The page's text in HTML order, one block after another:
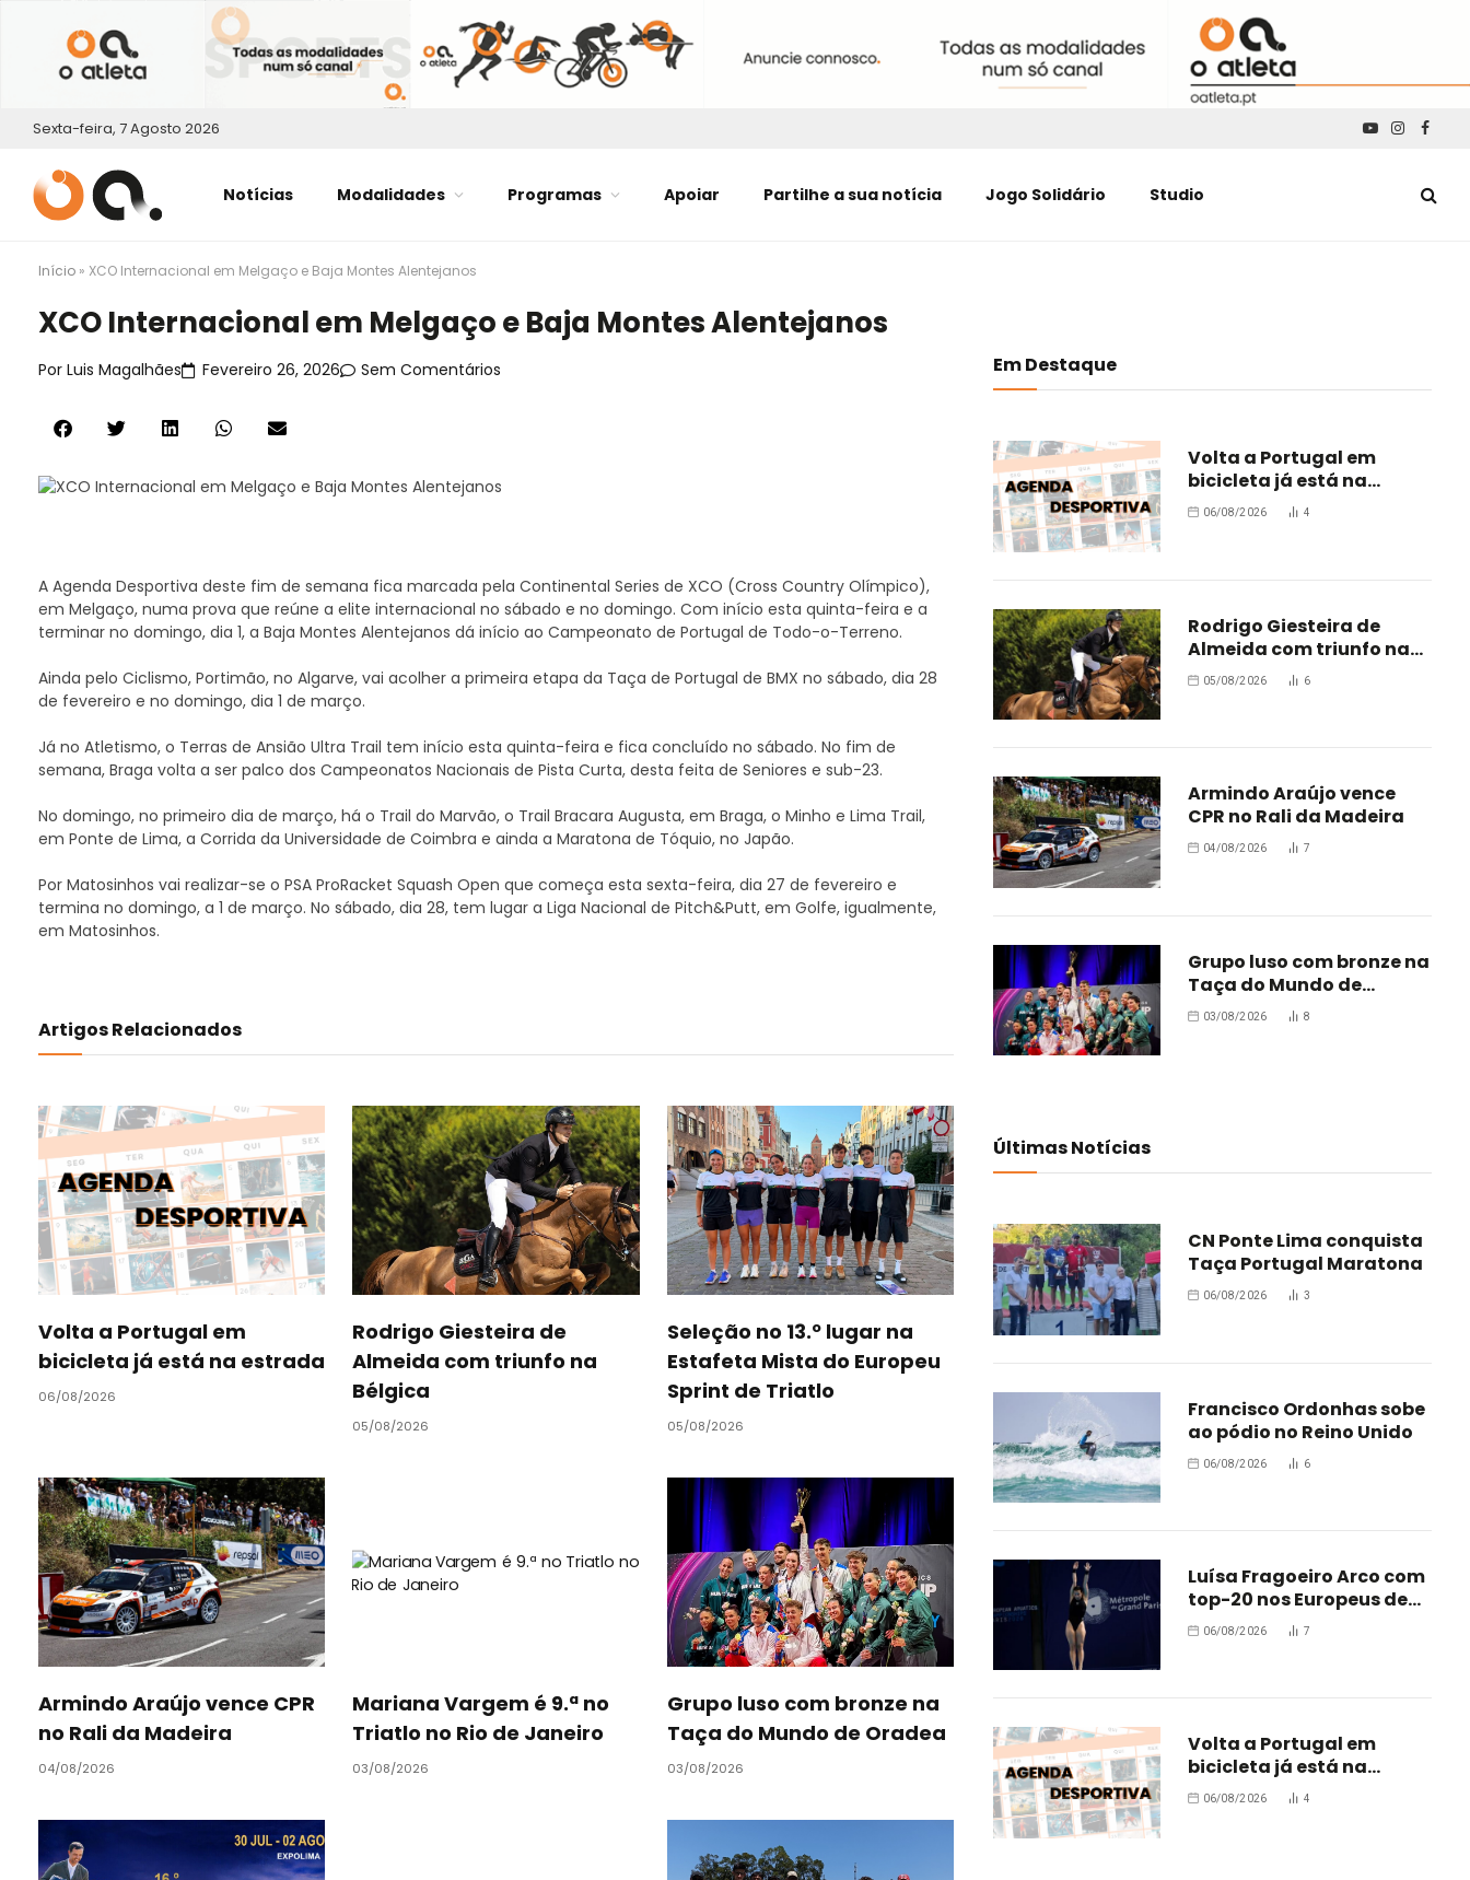
Sexta-feira, 7 Agosto 2026 YouTube
Notícias Modalidades Programas Apoiar Partilhe a sua notícia Jogo Solidário Studio
Início » XCO Internacional em Melgaço e Baja Montes Alentejanos
XCO Internacional em Melgaço e Baja Montes Alentejanos
Por Luis Magalhães Fevereiro 26, 2026 Sem Comentários
A Agenda Desportiva deste fim de semana fica marcada pela Continental Series de XCO (Cross Country Olímpico),
em Melgaço, numa prova que reúne a elite internacional no sábado e no domingo. Com início esta quinta-feira e a
terminar no domingo, dia 1, a Baja Montes Alentejanos dá início ao Campeonato de Portugal de Todo-o-Terreno.
Ainda pelo Ciclismo, Portimão, no Algarve, vai acolher a primeira etapa da Taça de Portugal de BMX no sábado, dia 28
de fevereiro e no domingo, dia 1 de março.
Já no Atletismo, o Terras de Ansião Ultra Trail tem início esta quinta-feira e fica concluído no sábado. No fim de
semana, Braga volta a ser palco dos Campeonatos Nacionais de Pista Curta, desta feita de Seniores e sub-23.
No domingo, no primeiro dia de março, há o Trail do Marvão, o Trail Bracara Augusta, em Braga, o Minho e Lima Trail,
em Ponte de Lima, a Corrida da Universidade de Coimbra e ainda a Maratona de Tóquio, no Japão.
Por Matosinhos vai realizar-se o PSA ProRacket Squash Open que começa esta sexta-feira, dia 27 de fevereiro e
termina no domingo, a 1 de março. No sábado, dia 28, tem lugar a Liga Nacional de Pitch&Putt, em Golfe, igualmente,
em Matosinhos.
Artigos Relacionados
Volta a Portugal em
bicicleta já está na estrada
06/08/2026
Rodrigo Giesteira de
Almeida com triunfo na
Bélgica
05/08/2026
Seleção no 13.º lugar na
Estafeta Mista do Europeu
Sprint de Triatlo
05/08/2026
Armindo Araújo vence CPR
no Rali da Madeira
04/08/2026
Mariana Vargem é 9.ª no
Triatlo no Rio de Janeiro
03/08/2026
Grupo luso com bronze na
Taça do Mundo de Oradea
03/08/2026
Em Destaque
Volta a Portugal em
bicicleta já está na
estrada
06/08/2026 4
Rodrigo Giesteira de
Almeida com triunfo na
Bélgica
05/08/2026 6
Armindo Araújo vence
CPR no Rali da Madeira
04/08/2026 7
Grupo luso com bronze na
Taça do Mundo de
Oradea
03/08/2026 8
Últimas Notícias
CN Ponte Lima conquista
Taça Portugal Maratona
06/08/2026 3
Francisco Ordonhas sobe
ao pódio no Reino Unido
06/08/2026 6
Luísa Fragoeiro Arco com
top-20 nos Europeus de
Paris
06/08/2026 7
Volta a Portugal em
bicicleta já está na
estrada
06/08/2026 4